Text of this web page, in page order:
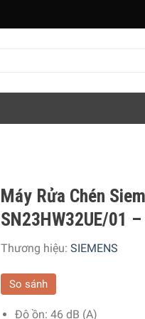
Máy Rửa Chén
SN23HW32UE/01
Thương hiệu: SIEMENS
So sánh
Độ ồn: 46 dB (A)